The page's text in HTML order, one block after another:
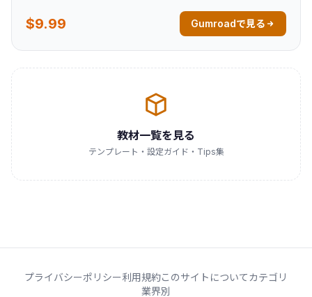
$9.99 Gumroadで見る
教材一覧を見る
テンプレート・設定ガイド・Tips集
プライバシーポリシー利用規約このサイトについてカテゴリ
業界別